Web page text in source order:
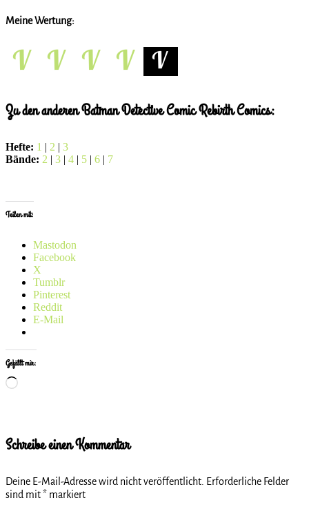
Meine Wertung:
Zu den anderen Batman Detective Comic Rebirth Comics:
Hefte: 1 | 2 | 3
Bände: 2 | 3 | 4 | 5 | 6 | 7
Teilen mit:
Mastodon
Facebook
X
Tumblr
Pinterest
Reddit
E-Mail
Gefällt mir:
Wird
Schreibe einen Kommentar
Deine E-Mail-Adresse wird nicht veröffentlicht. Erforderliche Felder
sind mit* markiert